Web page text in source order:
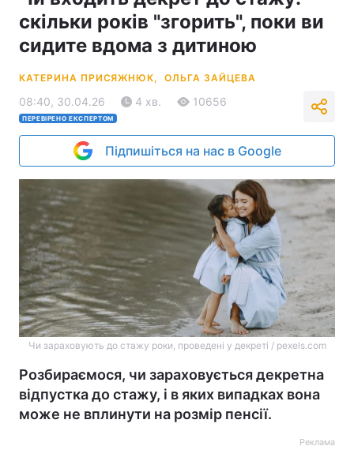
скільки років "згорить", поки ви
сидите вдома з дитиною
КАТЕРИНА ПРИСЯЖНЮК, ОЛЬГА ЗАЙЦЕВА
08:40, 30.04.26 4 хв. 10656
ПЕРЕВІРЕНО ЕКСПЕРТОМ
Підпишіться на нас в Google
Чи зараховують до стажу роки, проведені у декреті / pexels.com
Розбираємося, чи зараховується декретна
відпустка до стажу, і в яких випадках вона
може не вплинути на розмір пенсії.
Реклама